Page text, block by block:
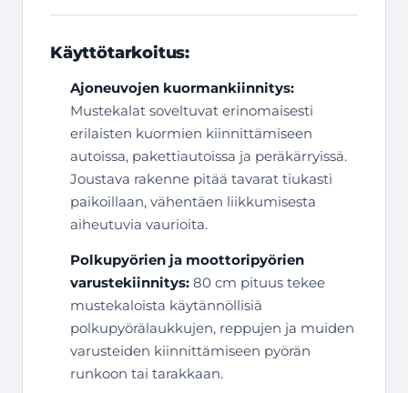
Käyttötarkoitus:
Ajoneuvojen kuormankiinnitys:
Mustekalat soveltuvat erinomaisesti
erilaisten kuormien kiinnittämiseen
autoissa, pakettiautoissa ja peräkärryissä.
Joustava rakenne pitää tavarat tiukasti
paikoillaan, vähentäen liikkumisesta
aiheutuvia vaurioita.
Polkupyörien ja moottoripyörien
varustekiinnitys: 80 cm pituus tekee
mustekaloista käytännöllisiä
polkupyörälaukkujen, reppujen ja muiden
varusteiden kiinnittämiseen pyörän
runkoon tai tarakkaan.